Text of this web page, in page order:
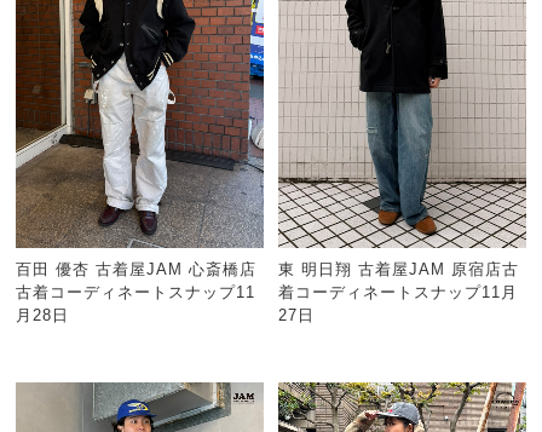
百田 優杏 古着屋JAM 心斎橋店
古着コーディネートスナップ11
月28日
東 明日翔 古着屋JAM 原宿店古
着コーディネートスナップ11月
27日